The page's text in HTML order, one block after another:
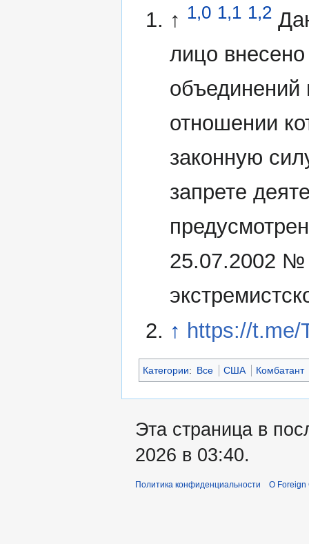
↑ 1,0 1,1 1,2
лицо
объединений
отношении
законную
запрете
25.07.2002 №
↑ https://t.me/
Категории: Все США Комбатант
Эта страница в
2026 в 03:40.
Политика конфиденциальности О Foreign